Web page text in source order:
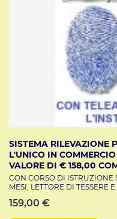
SISTEMA RILEVAZIONE
L'UNICO IN
VALORE DI € 158,00
CON CORSO DI ISTRUZIONE
MESI, LETTORE DI TESSERE
159,00 €